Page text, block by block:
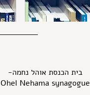
בית הכנסת אוהל נחמה-
Ohel Nehama synagogue